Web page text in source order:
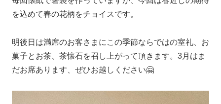
を込めて春の花柄をチョイスです。
明後日は満席のお客さまにこの季節ならではの室礼、お
菓子とお茶、茶懐石を召し上がって頂きます。3月はま
だお席あります、ぜひお越しください🤗